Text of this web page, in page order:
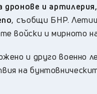
дронове и
, съобщи БНР.
войски и мирното
и друго
на